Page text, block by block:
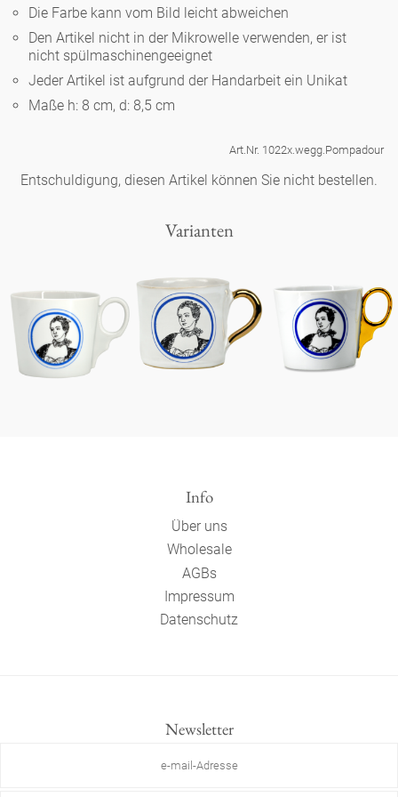
Porzellan
Ozean
Humor
klassische Musiker
zeitgenössische Musiker
Kleine Kaffeetasse 'Glam'
Espressotassen 'Glam'
Runde Teller - weiß
Ovale Teller - weiß
Runde Teller 'de Luxe'
Lange Teller 'de Luxe'
Noël
Teekanne
Vasen 'de Luxe'
Vasen
Goldener Käfig
Korb 'de Luxe'
Hors d'Œvre
Hände und Füße
Bad
Schnickschnack
Präsentation
Räucherstäbchenhalter
Unpraktisch
Dies & Das
Besteck
Figuren
Schachspiel Alice
noch mehr Figuren
Einzelstücke
Die Farbe kann vom Bild leicht abweichen
Den Artikel nicht in der Mikrowelle verwenden, er ist
nicht spülmaschinengeeignet
Jeder Artikel ist aufgrund der Handarbeit ein Unikat
Maße h: 8 cm, d: 8,5 cm
Art.Nr. 1022x.wegg.Pompadour
Entschuldigung, diesen Artikel können Sie nicht bestellen.
Varianten
Info
Über uns
Wholesale
AGBs
Impressum
Datenschutz
Newsletter